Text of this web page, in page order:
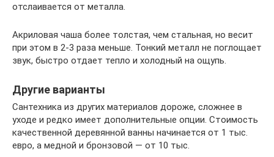
отслаивается от металла.
Акриловая чаша более толстая, чем стальная, но весит
при этом в 2-3 раза меньше. Тонкий металл не поглощает
звук, быстро отдает тепло и холодный на ощупь.
Другие варианты
Сантехника из других материалов дороже, сложнее в
уходе и редко имеет дополнительные опции. Стоимость
качественной деревянной ванны начинается от 1 тыс.
евро, а медной и бронзовой — от 10 тыс.